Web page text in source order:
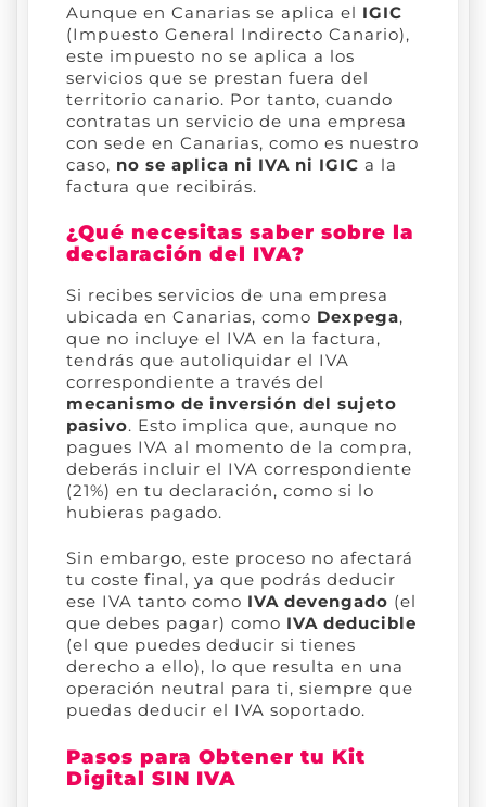
Aunque en Canarias se aplica el IGIC
(Impuesto General Indirecto Canario),
este impuesto no se aplica a los
servicios que se prestan fuera del
territorio canario. Por tanto, cuando
contratas un servicio de una empresa
con sede en Canarias, como es nuestro
caso, no se aplica ni IVA ni IGIC a la
factura que recibirás.
¿Qué necesitas saber sobre la
declaración del IVA?
Si recibes servicios de una empresa
ubicada en Canarias, como Dexpega,
que no incluye el IVA en la factura,
tendrás que autoliquidar el IVA
correspondiente a través del
mecanismo de inversión del sujeto
pasivo. Esto implica que, aunque no
pagues IVA al momento de la compra,
deberás incluir el IVA correspondiente
(21%) en tu declaración, como si lo
hubieras pagado.
Sin embargo, este proceso no afectará
tu coste final, ya que podrás deducir
ese IVA tanto como IVA devengado (el
que debes pagar) como IVA deducible
(el que puedes deducir si tienes
derecho a ello), lo que resulta en una
operación neutral para ti, siempre que
puedas deducir el IVA soportado.
Pasos para Obtener tu Kit
Digital SIN IVA